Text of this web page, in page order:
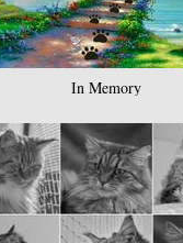
In Memory